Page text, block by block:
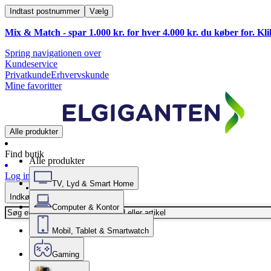
Indtast postnummer Vælg
Mix & Match - spar 1.000 kr. for hver 4.000 kr. du køber for.
Spring navigationen over
Kundeservice
PrivatkundeErhvervskunde
Mine favoritter
Alle produkter
Find butik
Log ind
Indkøbskurv
Alle produkter
TV, Lyd & Smart Home
Computer & Kontor
Mobil, Tablet & Smartwatch
Gaming